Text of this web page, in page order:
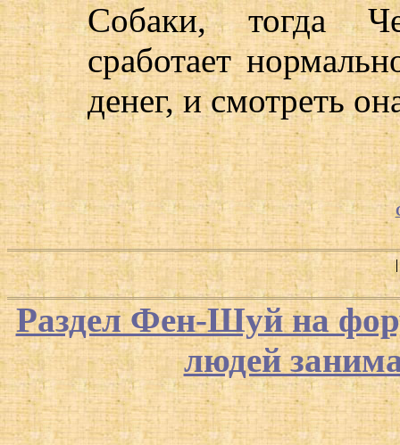
Собаки, тогда
сработает
денег, и смотреть
Раздел Фен-Шуй на
людей